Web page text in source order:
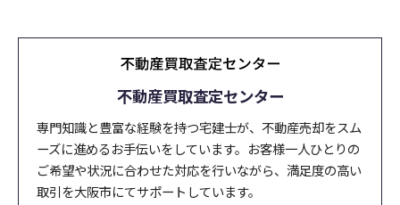
不動産買取査定センター
専門知識と豊富な経験を持つ宅建士が、不動産売却をスム
ーズに進めるお手伝いをしています。お客様一人ひとりの
ご希望や状況に合わせた対応を行いながら、満足度の高い
取引を大阪市にてサポートしています。